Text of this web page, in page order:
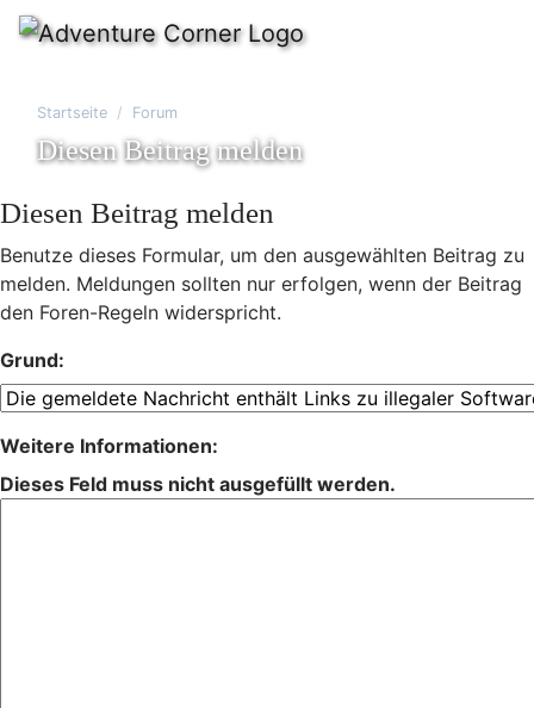
Startseite Forum
Diesen Beitrag melden
Diesen Beitrag melden
Benutze dieses Formular, um den ausgewählten Beitrag zu
melden. Meldungen sollten nur erfolgen, wenn der Beitrag
den Foren-Regeln widerspricht.
Grund:
Weitere Informationen:
Dieses Feld muss nicht ausgefüllt werden.